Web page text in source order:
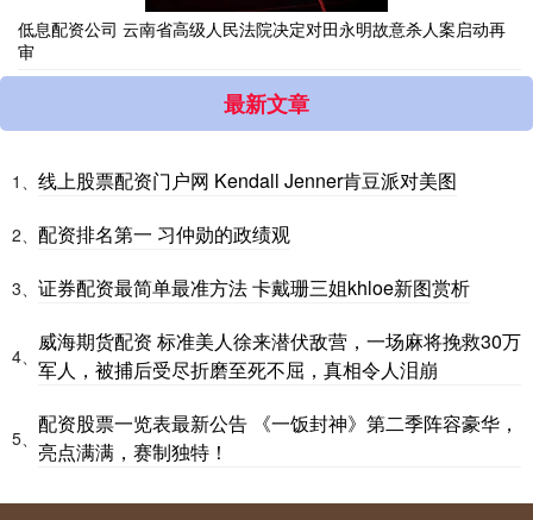
低息配资公司 云南省高级人民法院决定对田永明故意杀人案启动再
审
最新文章
1、 线上股票配资门户网 Kendall Jenner肯豆派对美图
2、 配资排名第一 习仲勋的政绩观
3、 证券配资最简单最准方法 卡戴珊三姐khloe新图赏析
4、
威海期货配资 标准美人徐来潜伏敌营，一场麻将挽救30万
军人，被捕后受尽折磨至死不屈，真相令人泪崩
5、
配资股票一览表最新公告 《一饭封神》第二季阵容豪华，
亮点满满，赛制独特！